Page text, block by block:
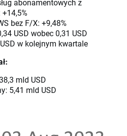
abonamentowych z
bez F/X: +9,48%
USD wobec 0,31 USD
w kolejnym kwartale
mld USD
5,41 mld USD